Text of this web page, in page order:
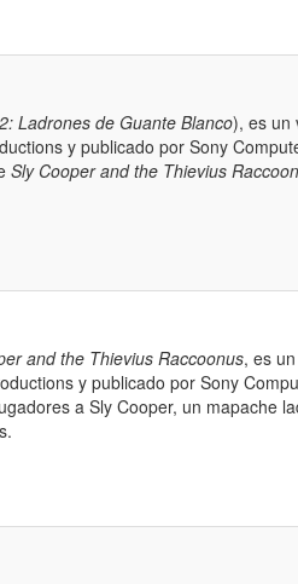
Ladrones de Guante Blanco), es un
y publicado por Sony
Sly Cooper and the Thievius
and the Thievius Raccoonus, es
y publicado por Sony
a Sly Cooper, un mapache